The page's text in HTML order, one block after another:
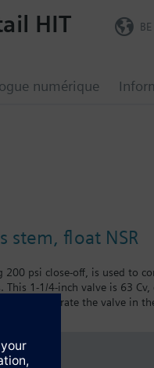
numérique
HIT
stem, float NSR
psi close-off, is used to
1-1/4-inch valve is 63 Cv,
operate the valve in